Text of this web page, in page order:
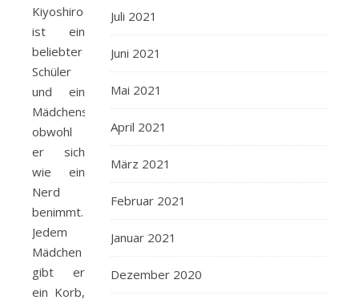
Kiyoshiro
ist ein
beliebter
Schüler
und ein
Mädchenschwarm,
obwohl
er sich
wie ein
Nerd
benimmt.
Jedem
Mädchen
gibt er
ein Korb,
Juli 2021
Juni 2021
Mai 2021
April 2021
März 2021
Februar 2021
Januar 2021
Dezember 2020